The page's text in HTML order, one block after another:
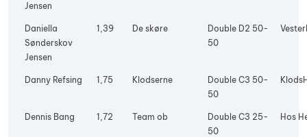
Jensen
Daniella
Sønderskov
Jensen
1,39 De skøre
Double D2 50-
50
Danny Refsing 1,75 Klodserne
Double C3 50-
50
Dennis Bang 1,72 Team ob
Double C3 25-
50
Hos